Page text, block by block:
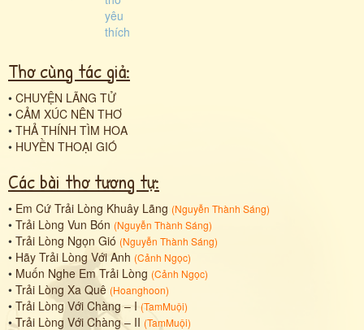
Thơ cùng tác giả:
• CHUYỆN LÃNG TỬ
• CẢM XÚC NÊN THƠ
• THẢ THÍNH TÌM HOA
• HUYỀN THOẠI GIÓ
Các bài thơ tương tự:
• Em Cứ Trải Lòng Khuây Lãng (Nguyễn Thành Sáng)
• Trải Lòng Vun Bón (Nguyễn Thành Sáng)
• Trải Lòng Ngọn Gió (Nguyễn Thành Sáng)
• Hãy Trải Lòng Với Anh (Cảnh Ngọc)
• Muốn Nghe Em Trải Lòng (Cảnh Ngọc)
• Trải Lòng Xa Quê (Hoanghoon)
• Trải Lòng Với Chàng – I (TamMuội)
•Trải Lòng Với Chàng – II (TamMuội)